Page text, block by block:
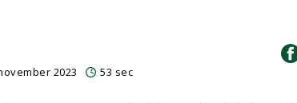
2023 53 sec